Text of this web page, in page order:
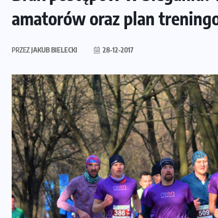
amatorów oraz plan
PRZEZJAKUB BIELECKI 28-12-2017